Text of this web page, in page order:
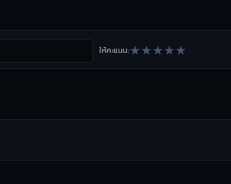
ให้คะแนน:★★★★★